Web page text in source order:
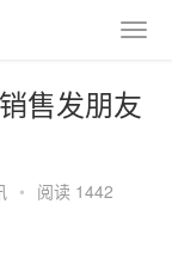
售发朋友
• 阅读 1442